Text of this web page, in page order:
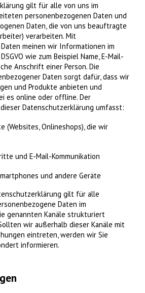
gilt für alle von uns im
personenbezogenen Daten und
Daten, die von uns beauftragte
verarbeiten. Mit
meinen wir Informationen im
wie zum Beispiel Name, E-Mail-
Anschrift einer Person. Die
Daten sorgt dafür, dass wir
und Produkte anbieten und
es online oder offline. Der
Datenschutzerklärung umfasst:
(Websites, Onlineshops), die wir
und E-Mail-Kommunikation
und andere Geräte
gilt für alle
Daten im
genannten Kanäle strukturiert
wir außerhalb dieser Kanäle mit
eintreten, werden wir Sie
informieren.